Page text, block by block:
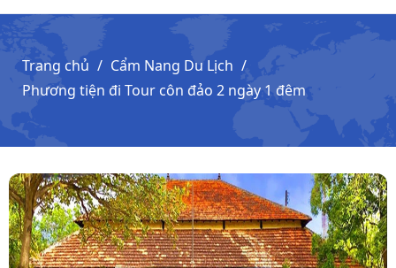
Trang chủ
Cẩm Nang Du Lịch
Phương tiện đi Tour côn đảo 2 ngày 1 đêm